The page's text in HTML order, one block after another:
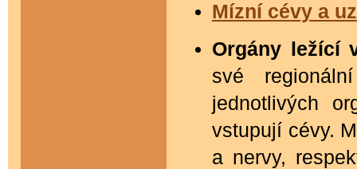
Mízní cévy a
Orgány ležící
své
jednotlivých
vstupují cévy.
a nervy,